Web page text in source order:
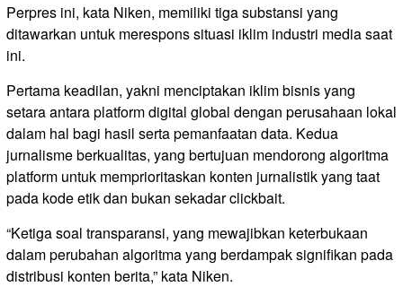
Perpres ini, kata Niken, memiliki tiga substansi yang
ditawarkan untuk merespons situasi iklim industri media saat
ini.
Pertama keadilan, yakni menciptakan iklim bisnis yang
setara antara platform digital global dengan perusahaan lokal
dalam hal bagi hasil serta pemanfaatan data. Kedua
jurnalisme berkualitas, yang bertujuan mendorong algoritma
platform untuk memprioritaskan konten jurnalistik yang taat
pada kode etik dan bukan sekadar clickbait.
“Ketiga soal transparansi, yang mewajibkan keterbukaan
dalam perubahan algoritma yang berdampak signifikan pada
distribusi konten berita,” kata Niken.